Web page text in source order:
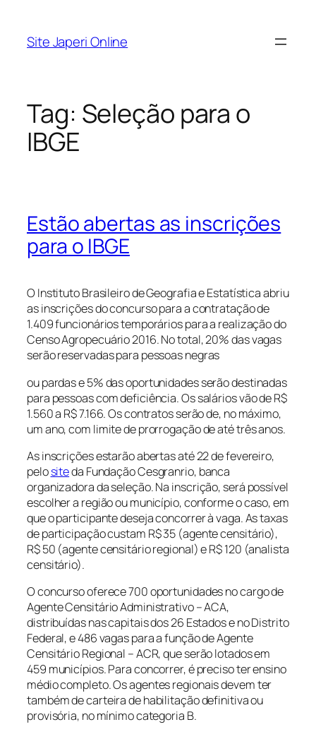
Site Japeri Online
Tag: Seleção para o
IBGE
Estão abertas as inscrições
para o IBGE
O Instituto Brasileiro de Geografia e Estatística abriu
as inscrições do concurso para a contratação de
1.409 funcionários temporários para a realização do
Censo Agropecuário 2016. No total, 20% das vagas
serão reservadas para pessoas negras
ou pardas e 5% das oportunidades serão destinadas
para pessoas com deficiência. Os salários vão de R$
1.560 a R$ 7.166. Os contratos serão de, no máximo,
um ano, com limite de prorrogação de até três anos.
As inscrições estarão abertas até 22 de fevereiro,
pelositeda Fundação Cesgranrio, banca
organizadora da seleção. Na inscrição, será possível
escolher a região ou município, conforme o caso, em
que o participante deseja concorrer à vaga. As taxas
de participação custam R$ 35 (agente censitário),
R$ 50 (agente censitário regional) e R$ 120 (analista
censitário).
O concurso oferece 700 oportunidades no cargo de
Agente Censitário Administrativo – ACA,
distribuídas nas capitais dos 26 Estados e no Distrito
Federal, e 486 vagas para a função de Agente
Censitário Regional – ACR, que serão lotados em
459 municípios. Para concorrer, é preciso ter ensino
médio completo. Os agentes regionais devem ter
também de carteira de habilitação definitiva ou
provisória, no mínimo categoria B.